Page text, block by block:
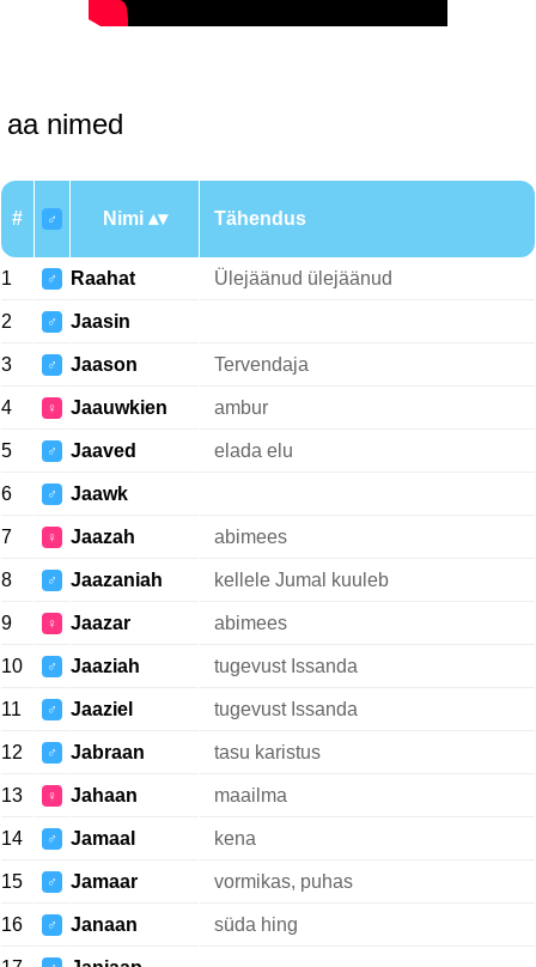
aa nimed
# ♂ Nimi Tähendus
1 ♂ Raahat Ülejäänud ülejäänud
2 ♂ Jaasin
3 ♂ Jaason Tervendaja
4 ♀ Jaauwkien ambur
5 ♂ Jaaved elada elu
6 ♂ Jaawk
7 ♀ Jaazah abimees
8 ♂ Jaazaniah kellele Jumal kuuleb
9 ♀ Jaazar abimees
10 ♂ Jaaziah tugevust Issanda
11 ♂ Jaaziel tugevust Issanda
12 ♂ Jabraan tasu karistus
13 ♀ Jahaan maailma
14 ♂ Jamaal kena
15 ♂ Jamaar vormikas, puhas
16 ♂ Janaan süda hing